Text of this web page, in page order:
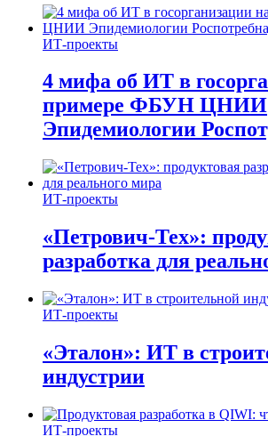
ИТ-проекты
4 мифа об ИТ в
примере ФБУН ЦНИИ
Эпидемиологии
ИТ-проекты
«Петрович-Тех»:
разработка для
ИТ-проекты
«Эталон»: ИТ в
индустрии
ИТ-проекты